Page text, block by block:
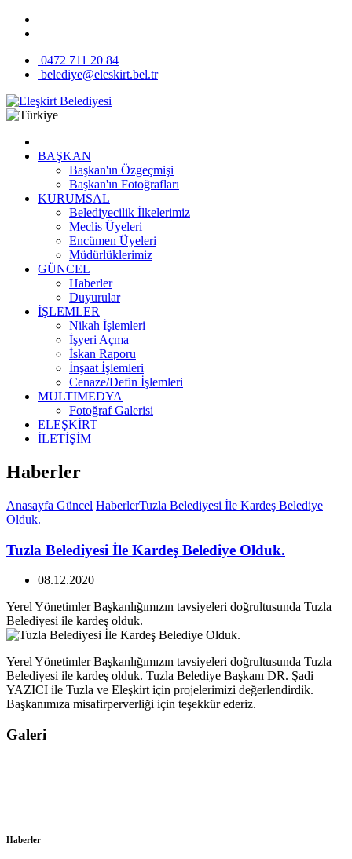
0472 711 20 84
belediye@eleskirt.bel.tr
BAŞKAN
Başkan'ın Özgeçmişi
Başkan'ın Fotoğrafları
KURUMSAL
Belediyecilik İlkelerimiz
Meclis Üyeleri
Encümen Üyeleri
Müdürlüklerimiz
GÜNCEL
Haberler
Duyurular
İŞLEMLER
Nikah İşlemleri
İşyeri Açma
İskan Raporu
İnşaat İşlemleri
Cenaze/Defin İşlemleri
MULTIMEDYA
Fotoğraf Galerisi
ELEŞKİRT
İLETİŞİM
Haberler
Anasayfa Güncel HaberlerTuzla Belediyesi İle Kardeş Belediye
Olduk.
Tuzla Belediyesi İle Kardeş Belediye Olduk.
08.12.2020
Yerel Yönetimler Başkanlığımızın tavsiyeleri doğrultusunda Tuzla
Belediyesi ile kardeş olduk.
Yerel Yönetimler Başkanlığımızın tavsiyeleri doğrultusunda Tuzla
Belediyesi ile kardeş olduk. Tuzla Belediye Başkanı DR. Şadi
YAZICI ile Tuzla ve Eleşkirt için projelerimizi değerlendirdik.
Başkanımıza misafirperverliği için teşekkür ederiz.
Galeri
Haberler